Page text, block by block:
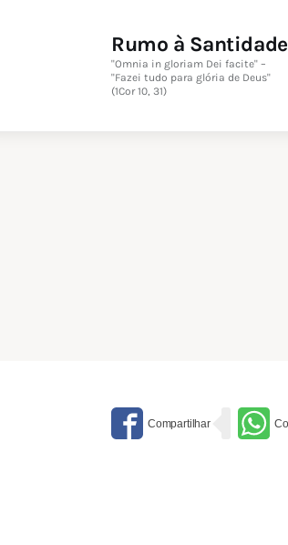
Rumo à Santidade
"Omnia in gloriam Dei facite" –
"Fazei tudo para glória de Deus"
(1Cor 10, 31)